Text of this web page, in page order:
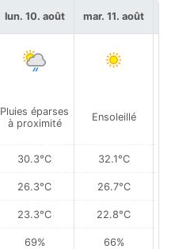
lun. 10. août
Pluies éparses
à proximité
30.3°C
26.3°C
23.3°C
69%
mar. 11. août
Ensoleillé
32.1°C
26.7°C
22.8°C
66%